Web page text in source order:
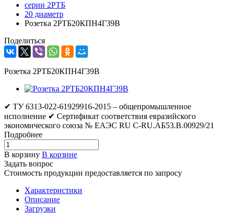
серии 2РТБ
20 диаметр
Розетка 2РТБ20КПН4Г39В
Поделиться
Розетка 2РТБ20КПН4Г39В
✔ ТУ 6313-022-61929916-2015 – общепромышленное
исполнение ✔ Сертификат соответствия евразийского
экономического союза № ЕАЭС RU C-RU.АБ53.В.00929/21
Подробнее
В корзину В корзине
Задать вопрос
Стоимость продукции предоставляется по запросу
Характеристики
Описание
Загрузки